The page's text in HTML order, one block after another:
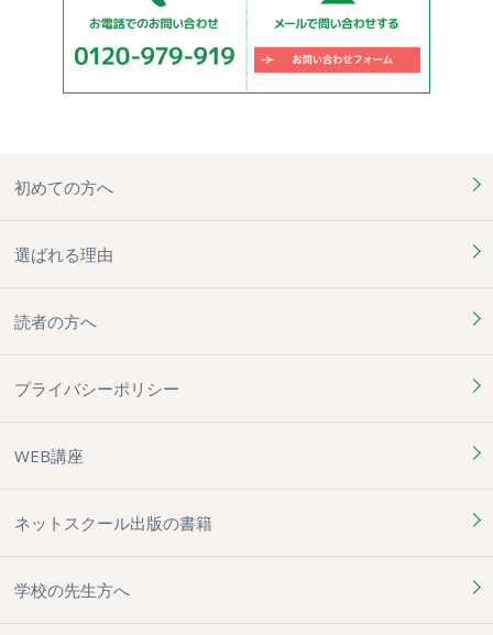
初めての方へ
選ばれる理由
読者の方へ
プライバシーポリシー
WEB講座
ネットスクール出版の書籍
学校の先生方へ